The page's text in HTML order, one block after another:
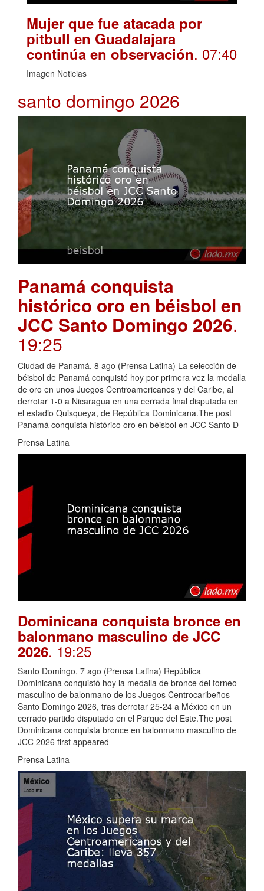
Mujer que fue atacada por
pitbull en Guadalajara
continúa en observación. 07:40
Imagen Noticias
santo domingo 2026
Panamá conquista
histórico oro en béisbol en
JCC Santo Domingo 2026.
19:25
Ciudad de Panamá, 8 ago (Prensa Latina) La selección de
béisbol de Panamá conquistó hoy por primera vez la medalla
de oro en unos Juegos Centroamericanos y del Caribe, al
derrotar 1-0 a Nicaragua en una cerrada final disputada en
el estadio Quisqueya, de República Dominicana.The post
Panamá conquista histórico oro en béisbol en JCC Santo D
Prensa Latina
Dominicana conquista bronce en
balonmano masculino de JCC
2026. 19:25
Santo Domingo, 7 ago (Prensa Latina) República
Dominicana conquistó hoy la medalla de bronce del torneo
masculino de balonmano de los Juegos Centrocaribeños
Santo Domingo 2026, tras derrotar 25-24 a México en un
cerrado partido disputado en el Parque del Este.The post
Dominicana conquista bronce en balonmano masculino de
JCC 2026 first appeared
Prensa Latina